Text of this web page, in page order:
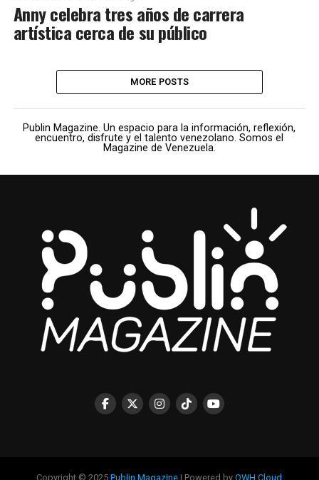
Anny celebra tres años de carrera
artística cerca de su público
MORE POSTS
Publin Magazine. Un espacio para la información, reflexión,
encuentro, disfrute y el talento venezolano. Somos el
Magazine de Venezuela.
Copyright © 2025Publin Magazine | Powered byOWH Cloud